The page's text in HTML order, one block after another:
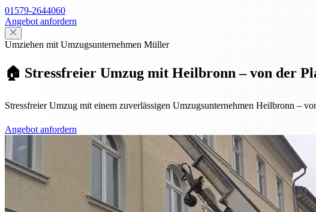
01579-2644060
Angebot anfordern
Umziehen mit Umzugsunternehmen Müller
🏠 Stressfreier Umzug mit Heilbronn – von der
Stressfreier Umzug mit einem zuverlässigen Umzugsunternehmen Heilbronn –
Angebot anfordern